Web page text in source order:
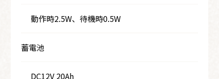
動作時2.5W、待機時0.5W
蓄電池
DC12V 20Ah